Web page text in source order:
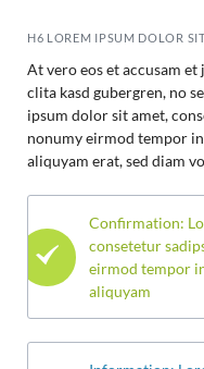
H6 LOREM IPSUM DOLOR
At vero eos et accusam
clita kasd gubergren, no
ipsum dolor sit amet,
nonumy eirmod tempor
aliquyam erat, sed diam
Confirmation:
consetetur
eirmod tempor
aliquyam